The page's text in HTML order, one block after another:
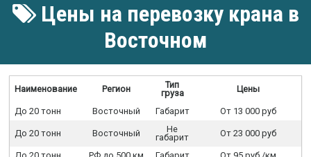
Цены на перевозку крана в
Восточном
Наименование Регион
Тип
груза
Цены
До 20 тонн Восточный Габарит От 13 000 руб
До 20 тонн Восточный
Не
габарит
От 23 000 руб